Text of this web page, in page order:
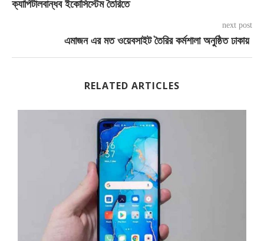
ক্যাপিটালবান্ধব ইকোসিস্টেম তৈরিতে
next post
এমাজন এর মত ওয়েবসাইট তৈরির কর্মশালা অনুষ্ঠিত ঢাকায়
RELATED ARTICLES